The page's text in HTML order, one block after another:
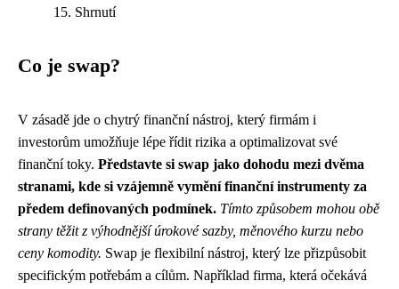
Shrnutí
Co je swap?
V zásadě jde o chytrý finanční nástroj, který firmám i
investorům umožňuje lépe řídit rizika a optimalizovat své
finanční toky. Představte si swap jako dohodu mezi dvěma
stranami, kde si vzájemně vymění finanční instrumenty za
předem definovaných podmínek. Tímto způsobem mohou obě
strany těžit z výhodnější úrokové sazby, měnového kurzu nebo
ceny komodity. Swap je flexibilní nástroj, který lze přizpůsobit
specifickým potřebám a cílům. Například firma, která očekává